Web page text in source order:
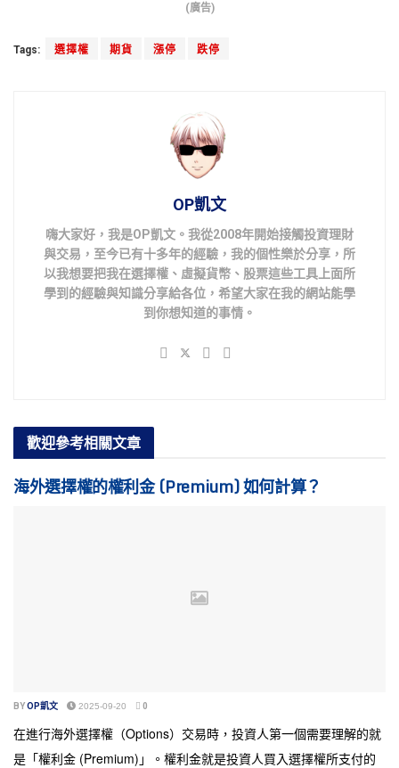
(廣告)
Tags: 選擇權 期貨 漲停 跌停
OP凱文
嗨大家好，我是OP凱文。我從2008年開始接觸投資理財
與交易，至今已有十多年的經驗，我的個性樂於分享，所
以我想要把我在選擇權、虛擬貨幣、股票這些工具上面所
學到的經驗與知識分享給各位，希望大家在我的網站能學
到你想知道的事情。
歡迎參考相關文章
海外選擇權的權利金 (Premium) 如何計算？
BYOP凱文 2025-09-20 0
在進行海外選擇權（Options）交易時，投資人第一個需要理解的就
是「權利金 (Premium)」。權利金就是投資人買入選擇權所支付的